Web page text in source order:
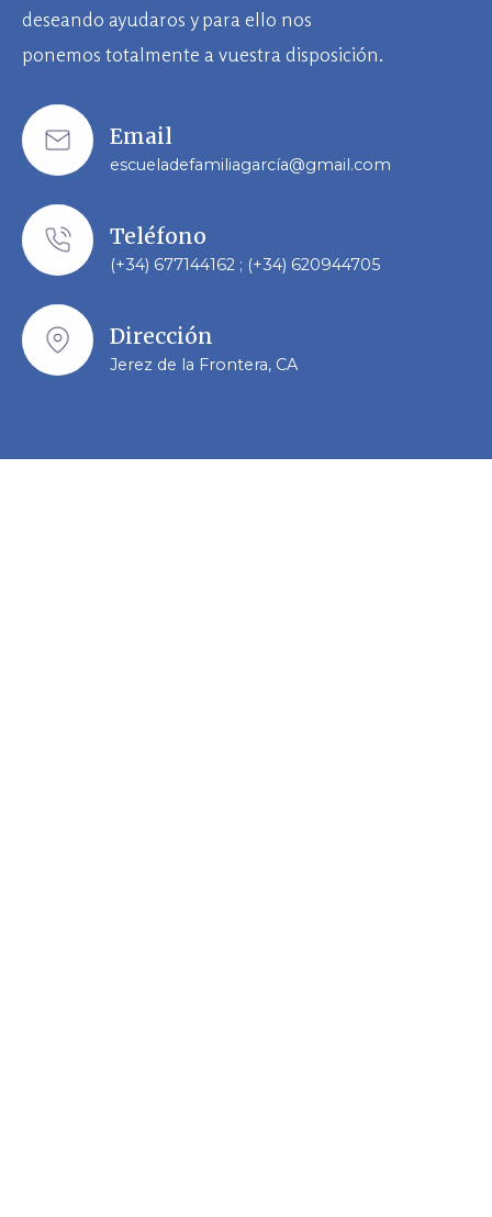
deseando ayudaros y para ello nos
ponemos totalmente a vuestra disposición.
Email
escueladefamiliagarcía@gmail.com
Teléfono
(+34) 677144162 ; (+34) 620944705
Dirección
Jerez de la Frontera, CA